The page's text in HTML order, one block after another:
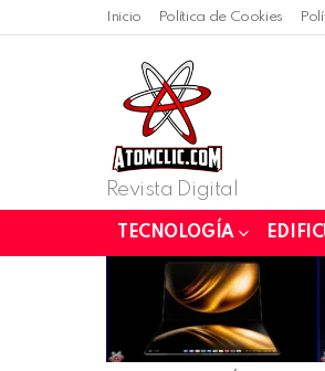
Inicio Política de Cookies
Revista Digital
TECNOLOGÍA
STORIES